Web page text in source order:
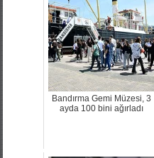
Bandırma Gemi Müzesi, 3
ayda 100 bini ağırladı